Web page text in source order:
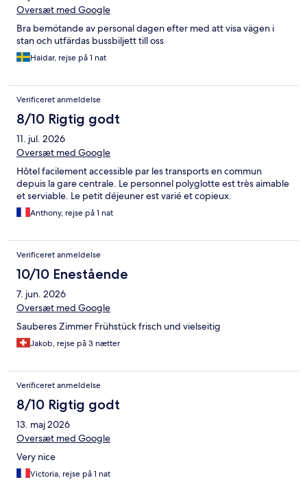
Oversæt med Google
Bra bemötande av personal dagen efter med att visa vägen i
stan och utfärdas bussbiljett till oss
Haidar, rejse på 1 nat
Verificeret anmeldelse
8/10 Rigtig godt
11. jul. 2026
Oversæt med Google
Hôtel facilement accessible par les transports en commun
depuis la gare centrale. Le personnel polyglotte est très aimable
et serviable. Le petit déjeuner est varié et copieux.
Anthony, rejse på 1 nat
Verificeret anmeldelse
10/10 Enestående
7. jun. 2026
Oversæt med Google
Sauberes Zimmer Frühstück frisch und vielseitig
Jakob, rejse på 3 nætter
Verificeret anmeldelse
8/10 Rigtig godt
13. maj 2026
Oversæt med Google
Very nice
Victoria, rejse på 1 nat